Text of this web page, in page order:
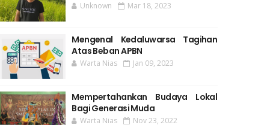
Unknown Mar 18, 2023
Mengenal Kedaluwarsa Tagihan
Atas Beban APBN
Warta Nias Jan 09, 2023
Mempertahankan Budaya Lokal
Bagi Generasi Muda
Warta Nias Nov 23, 2022